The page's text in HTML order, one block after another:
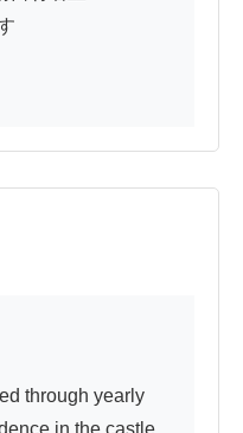
through yearly
in the castle